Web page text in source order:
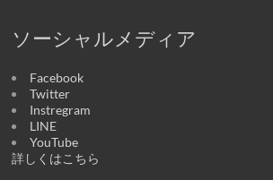
ソーシャルメディア
Facebook
Twitter
Instregram
LINE
YouTube
詳しくはこちら